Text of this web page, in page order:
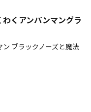
くアンパンマングラ
ブラックノーズと魔法